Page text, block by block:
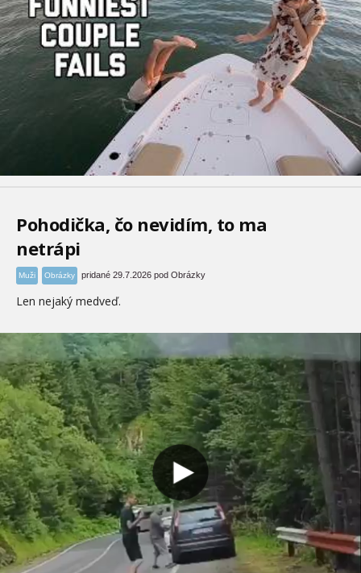
Pohodička, čo nevidím, to ma
netrápi
Muži Obrázky pridané 29.7.2026 pod Obrázky
Len nejaký medveď.